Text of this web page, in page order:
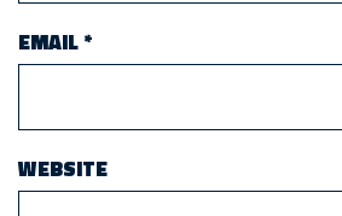
EMAIL*
WEBSITE